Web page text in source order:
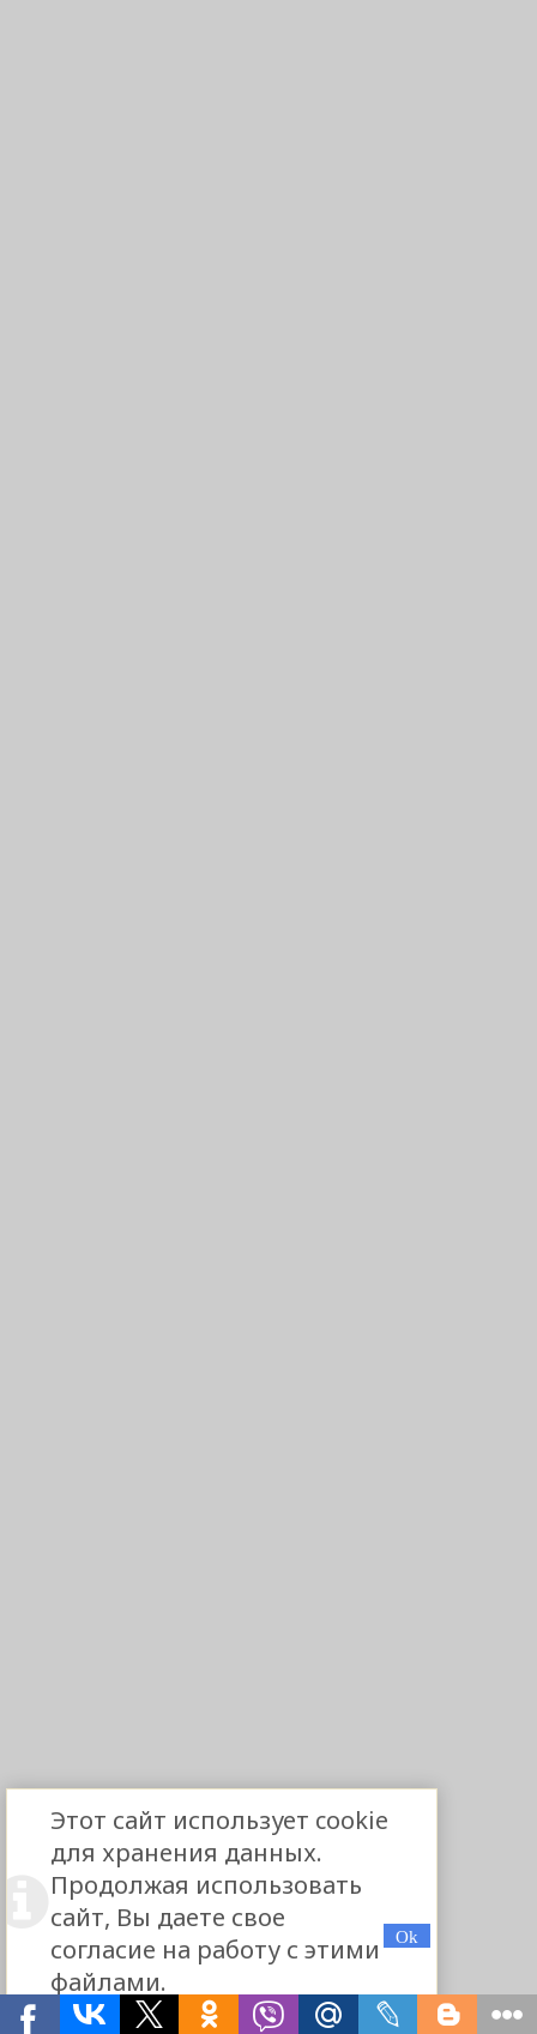
Этот сайт использует cookie
для хранения данных.
Продолжая использовать
сайт, Вы даете свое
согласие на работу с этими
файлами.